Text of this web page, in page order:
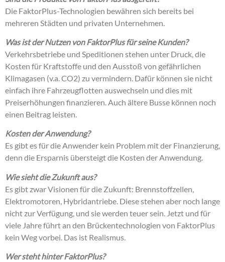
Die FaktorPlus-Technologien bewähren sich bereits bei
mehreren Städten und privaten Unternehmen.
Was ist der Nutzen von FaktorPlus für seine Kunden?
Verkehrsbetriebe und Speditionen stehen unter Druck, die
Kosten für Kraftstoffe und den Ausstoß von gefährlichen
Klimagasen (v.a. CO2) zu vermindern. Dafür können sie nicht
einfach ihre Fahrzeugflotten auswechseln und dies mit
Preiserhöhungen finanzieren. Auch ältere Busse können noch
einen Beitrag leisten.
Kosten der Anwendung?
Es gibt es für die Anwender kein Problem mit der Finanzierung,
denn die Ersparnis übersteigt die Kosten der Anwendung.
Wie sieht die Zukunft aus?
Es gibt zwar Visionen für die Zukunft: Brennstoffzellen,
Elektromotoren, Hybridantriebe. Diese stehen aber noch lange
nicht zur Verfügung, und sie werden teuer sein. Jetzt und für
viele Jahre führt an den Brückentechnologien von FaktorPlus
kein Weg vorbei. Das ist Realismus.
Wer steht hinter FaktorPlus?